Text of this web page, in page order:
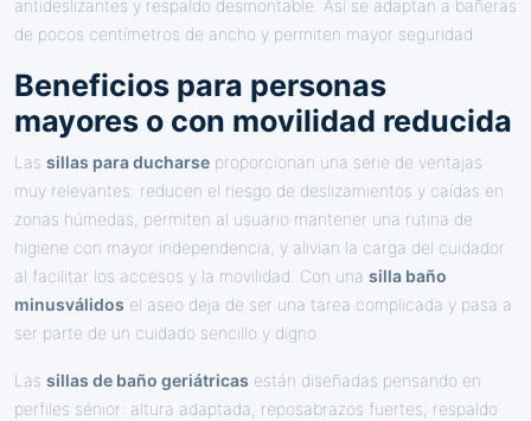
antideslizantes y respaldo desmontable. Así se adaptan a bañeras
de pocos centímetros de ancho y permiten mayor seguridad.
Beneficios para personas
mayores o con movilidad reducida
Las sillas para ducharse proporcionan una serie de ventajas
muy relevantes: reducen el riesgo de deslizamientos y caídas en
zonas húmedas, permiten al usuario mantener una rutina de
higiene con mayor independencia, y alivian la carga del cuidador
al facilitar los accesos y la movilidad. Con una silla baño
minusválidos el aseo deja de ser una tarea complicada y pasa a
ser parte de un cuidado sencillo y digno.
Las sillas de baño geriátricas están diseñadas pensando en
perfiles sénior: altura adaptada, reposabrazos fuertes, respaldo